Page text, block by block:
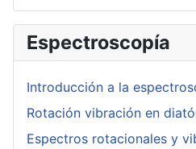
Espectroscopía
Introducción a la
Rotación vibración en
Espectros rotacionales y